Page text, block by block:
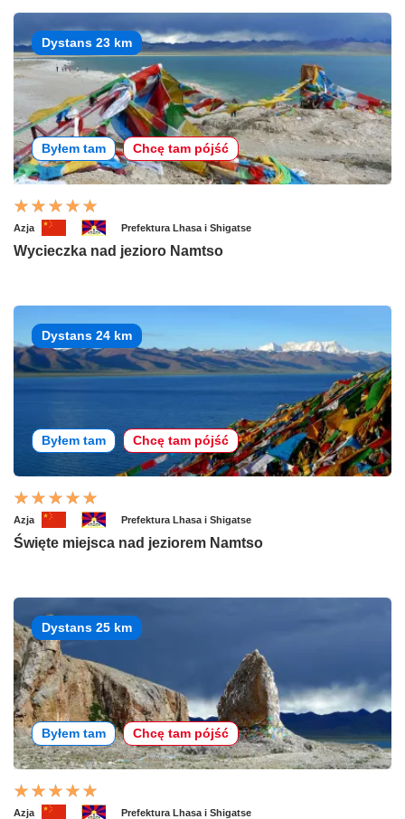
Dystans 23 km
Byłem tam Chcę tam pójść
Azja Prefektura Lhasa i Shigatse
Wycieczka nad jezioro Namtso
Dystans 24 km
Byłem tam Chcę tam pójść
Azja Prefektura Lhasa i Shigatse
Święte miejsca nad jeziorem Namtso
Dystans 25 km
Byłem tam Chcę tam pójść
Azja Prefektura Lhasa i Shigatse